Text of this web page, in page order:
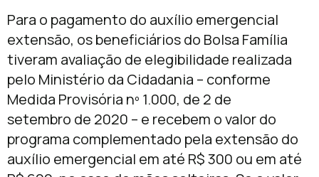
Para o pagamento do auxílio emergencial
extensão, os beneficiários do Bolsa Família
tiveram avaliação de elegibilidade realizada
pelo Ministério da Cidadania – conforme
Medida Provisória nº 1.000, de 2 de
setembro de 2020 – e recebem o valor do
programa complementado pela extensão do
auxílio emergencial em até R$ 300 ou em até